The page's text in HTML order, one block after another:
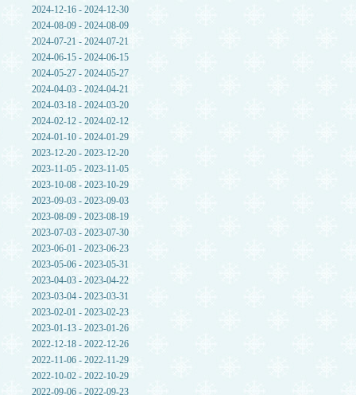
2024-12-16 - 2024-12-30
2024-08-09 - 2024-08-09
2024-07-21 - 2024-07-21
2024-06-15 - 2024-06-15
2024-05-27 - 2024-05-27
2024-04-03 - 2024-04-21
2024-03-18 - 2024-03-20
2024-02-12 - 2024-02-12
2024-01-10 - 2024-01-29
2023-12-20 - 2023-12-20
2023-11-05 - 2023-11-05
2023-10-08 - 2023-10-29
2023-09-03 - 2023-09-03
2023-08-09 - 2023-08-19
2023-07-03 - 2023-07-30
2023-06-01 - 2023-06-23
2023-05-06 - 2023-05-31
2023-04-03 - 2023-04-22
2023-03-04 - 2023-03-31
2023-02-01 - 2023-02-23
2023-01-13 - 2023-01-26
2022-12-18 - 2022-12-26
2022-11-06 - 2022-11-29
2022-10-02 - 2022-10-29
2022-09-06 - 2022-09-23